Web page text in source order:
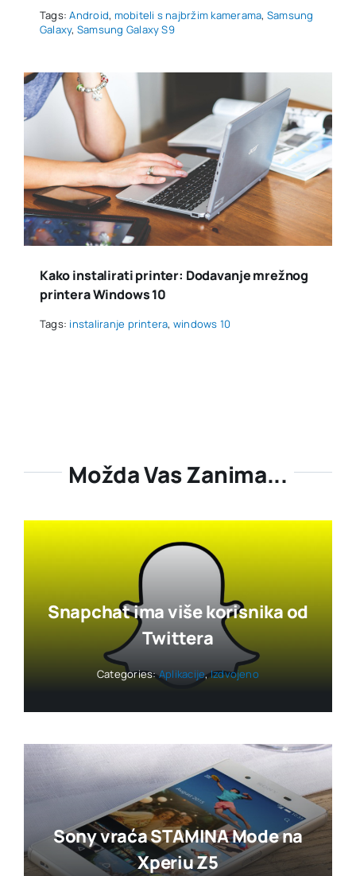
Tags:Android, mobiteli s najbržim kamerama, Samsung
Galaxy, Samsung Galaxy S9
Kako instalirati printer: Dodavanje mrežnog
printera Windows 10
Tags: instaliranje printera, windows 10
Možda Vas Zanima...
Snapchat ima više korisnika od
Twittera
Categories:Aplikacije,Izdvojeno
Sony vraća STAMINA Mode na
Xperiu Z5